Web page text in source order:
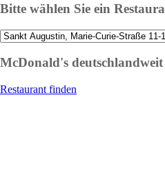
Bitte wählen Sie ein
McDonald's deutschlandweit
Restaurant finden